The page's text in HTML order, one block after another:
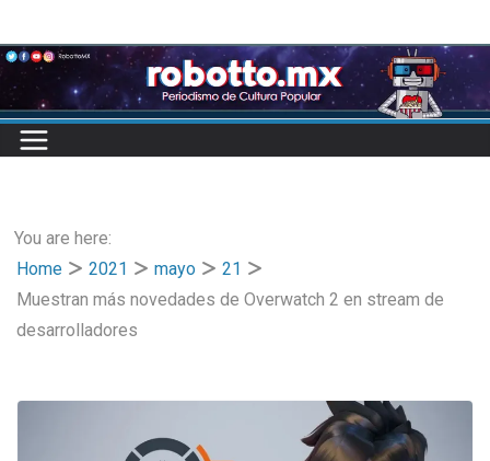
to
content
You are here:
Home
2021 mayo
21
Muestran más novedades de Overwatch 2 en stream de
desarrolladores